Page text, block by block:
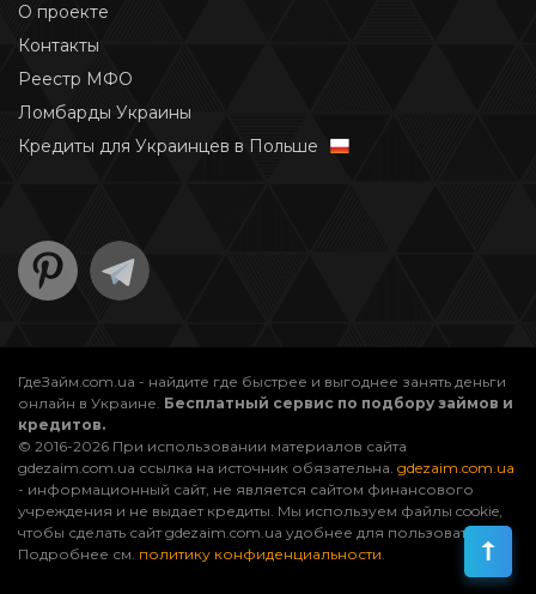
О проекте
Контакты
Реестр МФО
Ломбарды Украины
Кредиты для Украинцев в Польше
ГдеЗайм.com.ua - найдите где быстрее и выгоднее занять деньги
онлайн в Украине. Бесплатный сервис по подбору займов и
кредитов.
© 2016-2026 При использовании материалов сайта
gdezaim.com.ua ссылка на источник обязательна. gdezaim.com.ua
- информационный сайт, не является сайтом финансового
учреждения и не выдает кредиты. Мы используем файлы cookie,
чтобы сделать сайт gdezaim.com.ua удобнее для пользователей.
Подробнее см. политику конфиденциальности.